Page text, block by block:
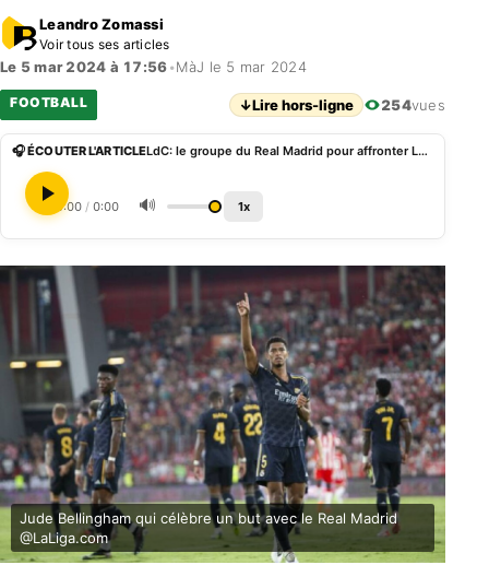
Leandro Zomassi
Voir tous ses articles
Le 5 mar 2024 à 17:56•MàJ le 5 mar 2024
FOOTBALL ↓Lire hors-ligne 254vues
🎧 ÉCOUTER L'ARTICLE LdC: le groupe du Real Madrid pour affronter Leipzig
0:00 / 0:00 🔊 1x
Jude Bellingham qui célèbre un but avec le Real Madrid
@LaLiga.com